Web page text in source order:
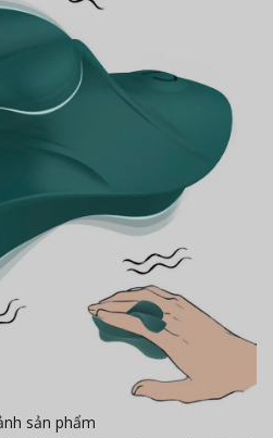
sản phẩm